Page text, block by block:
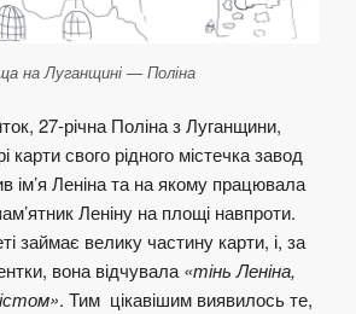
на Луганщині — Поліна
27-річна Поліна з Луганщини,
карти свого рідного містечка завод
ім’я Леніна та на якому працювала
Леніну на площі навпроти.
займає велику частину карти, і, за
вона відчувала «тінь Леніна,
. Тим цікавішим виявилось те,